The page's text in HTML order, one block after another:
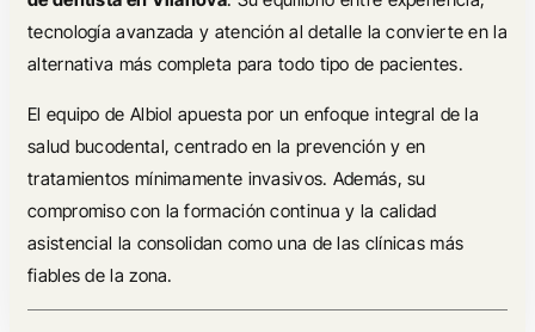
tecnología avanzada y atención al detalle la convierte en la
alternativa más completa para todo tipo de pacientes.
El equipo de Albiol apuesta por un enfoque integral de la
salud bucodental, centrado en la prevención y en
tratamientos mínimamente invasivos. Además, su
compromiso con la formación continua y la calidad
asistencial la consolidan como una de las clínicas más
fiables de la zona.